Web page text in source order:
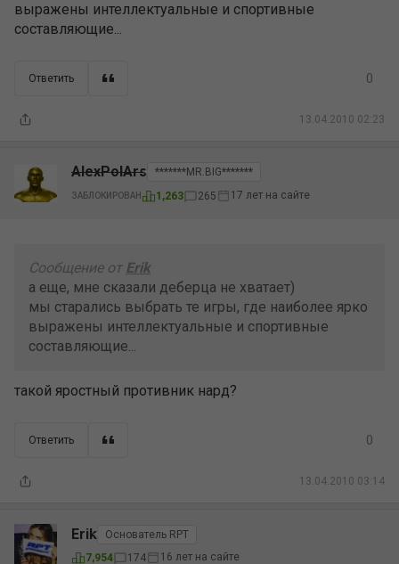
выражены интеллектуальные и спортивные
составляющие...
Ответить
13.04.2010 02:23
0
AlexPolArs *******MR.BIG*******
ЗАБЛОКИРОВАН 1,263 265 17 лет на сайте
Сообщение от Erik
а еще, мне сказали деберца не хватает)
мы старались выбрать те игры, где наиболее ярко
выражены интеллектуальные и спортивные
составляющие...
такой яростный противник нард?
Ответить
13.04.2010 03:14
0
Erik
Основатель RPT
7,954
174 16 лет на сайте